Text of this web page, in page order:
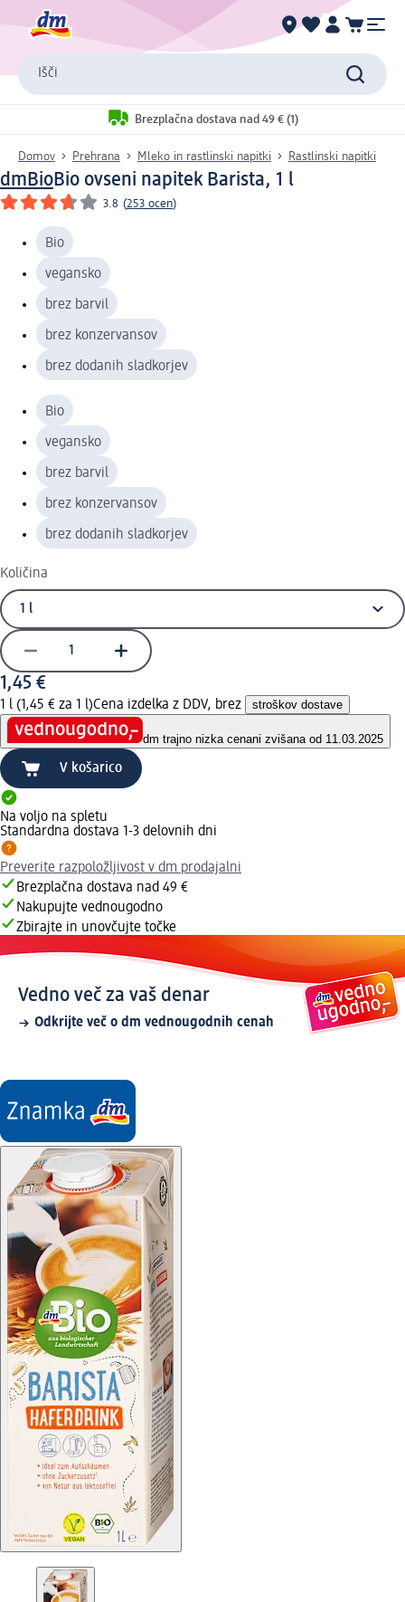
Išči
Brezplačna dostava nad 49 € (1)
Domov Prehrana Mleko in rastlinski napitki Rastlinski napitki
dmBioBio ovseni napitek Barista, 1 l
3.8 (253 ocen)
Bio
vegansko
brez barvil
brez konzervansov
brez dodanih sladkorjev
Bio
vegansko
brez barvil
brez konzervansov
brez dodanih sladkorjev
Količina
1,45 €
1 l (1,45 € za 1 l)Cena izdelka z DDV, brez stroškov dostave
dm trajno nizka cenani zvišana od 11.03.2025
V košarico
Na voljo na spletu
Standardna dostava 1-3 delovnih dni
Preverite razpoložljivost v dm prodajalni
Brezplačna dostava nad 49 €
Nakupujte vednougodno
Zbirajte in unovčujte točke
Vedno več za vaš denar
Odkrijte več o dm vednougodnih cenah